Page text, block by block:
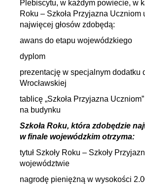
Plebiscytu, w każdym powiecie, w
Roku – Szkoła Przyjazna Uczniom
najwięcej głosów zdobędą:
awans do etapu wojewódzkiego
dyplom
prezentację w specjalnym dodatku
Wrocławskiej
tablicę „Szkoła Przyjazna
na budynku
Szkoła Roku, która zdobędzie
w finale wojewódzkim otrzyma:
tytuł Szkoły Roku – Szkoły
województwie
nagrodę pieniężną w wysokości